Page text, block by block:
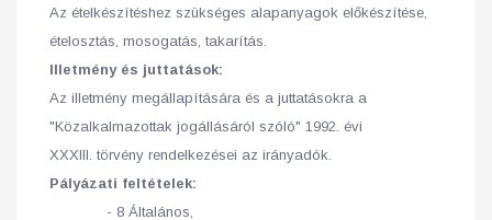
Az ételkészítéshez szükséges alapanyagok előkészítése,
ételosztás, mosogatás, takarítás.
Illetmény és juttatások:
Az illetmény megállapítására és a juttatásokra a
"Közalkalmazottak jogállásáról szóló" 1992. évi
XXXIII. törvény rendelkezései az irányadók.
Pályázati feltételek:
- 8 Általános,